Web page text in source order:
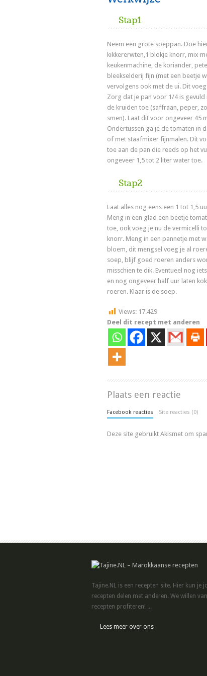
Stap1
Neem een grote soeppan. Doe
kikkererwten,1 blokje knorr, mix
keukenmachine, de koriander,
bleekselderij fijn (met een beetje
vervolgens ook met de ui. Dit
Zorg dat je pan voor 1/4 is gevuld
de kruiden toe (saffraan, peper,
smen). Laat dit voor ongeveer 45
Ondertussen ga je de tomaten in
of met staafmixer fijnmalen. Dit
toe aan de pan die reeds op het
ongeveer 1,5 tot 2 liter water toe.
Stap2
Laat alles nog eens een 1 tot 1,5
Meng in een glad een beetje
toe, ook voeg je nu de vermicelli
knorr. Meng in een pannetje met
bloem, dit mengsel voeg je al
soep, blijf goed roeren anders
misschien te dik. Eventueel nog
en nog ongeveer half uur laten
roeren. Klaar is de soep.
Views: 17.429
Deel dit recept met anderen
Plaats een reactie
Facebook reacties Site reacties (0)
Deze site gebruikt Akismet om
Tajine.NL is een recepten site. Hier kun je
recepten delen met anderen. We willen
recepten profiteren! ...
Lees meer over ons